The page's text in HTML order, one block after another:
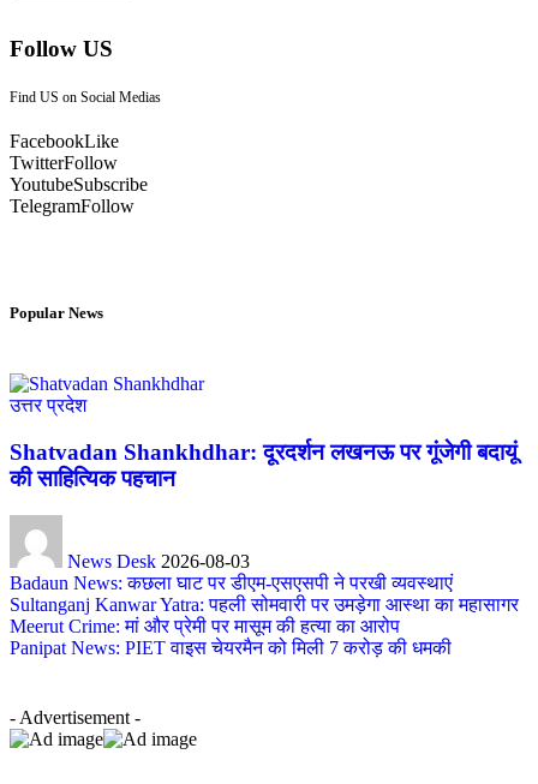
Follow US
Find US on Social Medias
FacebookLike
TwitterFollow
YoutubeSubscribe
TelegramFollow
Popular News
उत्तर प्रदेश
Shatvadan Shankhdhar: दूरदर्शन लखनऊ पर गूंजेगी बदायूं
की साहित्यिक पहचान
News Desk 2026-08-03
Badaun News: कछला घाट पर डीएम-एसएसपी ने परखी व्यवस्थाएं
Sultanganj Kanwar Yatra: पहली सोमवारी पर उमड़ेगा आस्था का महासागर
Meerut Crime: मां और प्रेमी पर मासूम की हत्या का आरोप
Panipat News: PIET वाइस चेयरमैन को मिली 7 करोड़ की धमकी
- Advertisement -